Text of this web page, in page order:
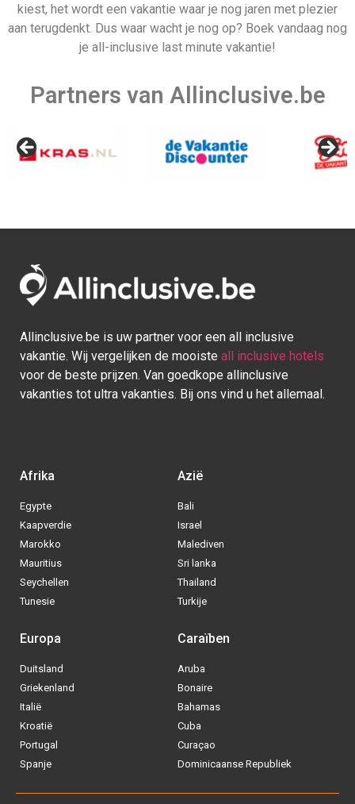
Belize
kiest, het wordt een vakantie waar je nog jaren met plezier
aan terugdenkt. Dus waar wacht je nog op? Boek vandaag nog
je all-inclusive last minute vakantie!
Partners van Allinclusive.be
Allinclusive.be is uw partner voor een all inclusive
vakantie. Wij vergelijken de mooiste all inclusive hotels
voor de beste prijzen. Van goedkope allinclusive
vakanties tot ultra vakanties. Bij ons vind u het allemaal.
Afrika
Egypte
Kaapverdie
Marokko
Mauritius
Seychellen
Tunesie
Azië
Bali
Israel
Malediven
Sri lanka
Thailand
Turkije
Europa
Duitsland
Griekenland
Italië
Kroatië
Portugal
Spanje
Caraïben
Aruba
Bonaire
Bahamas
Cuba
Curaçao
Dominicaanse Republiek